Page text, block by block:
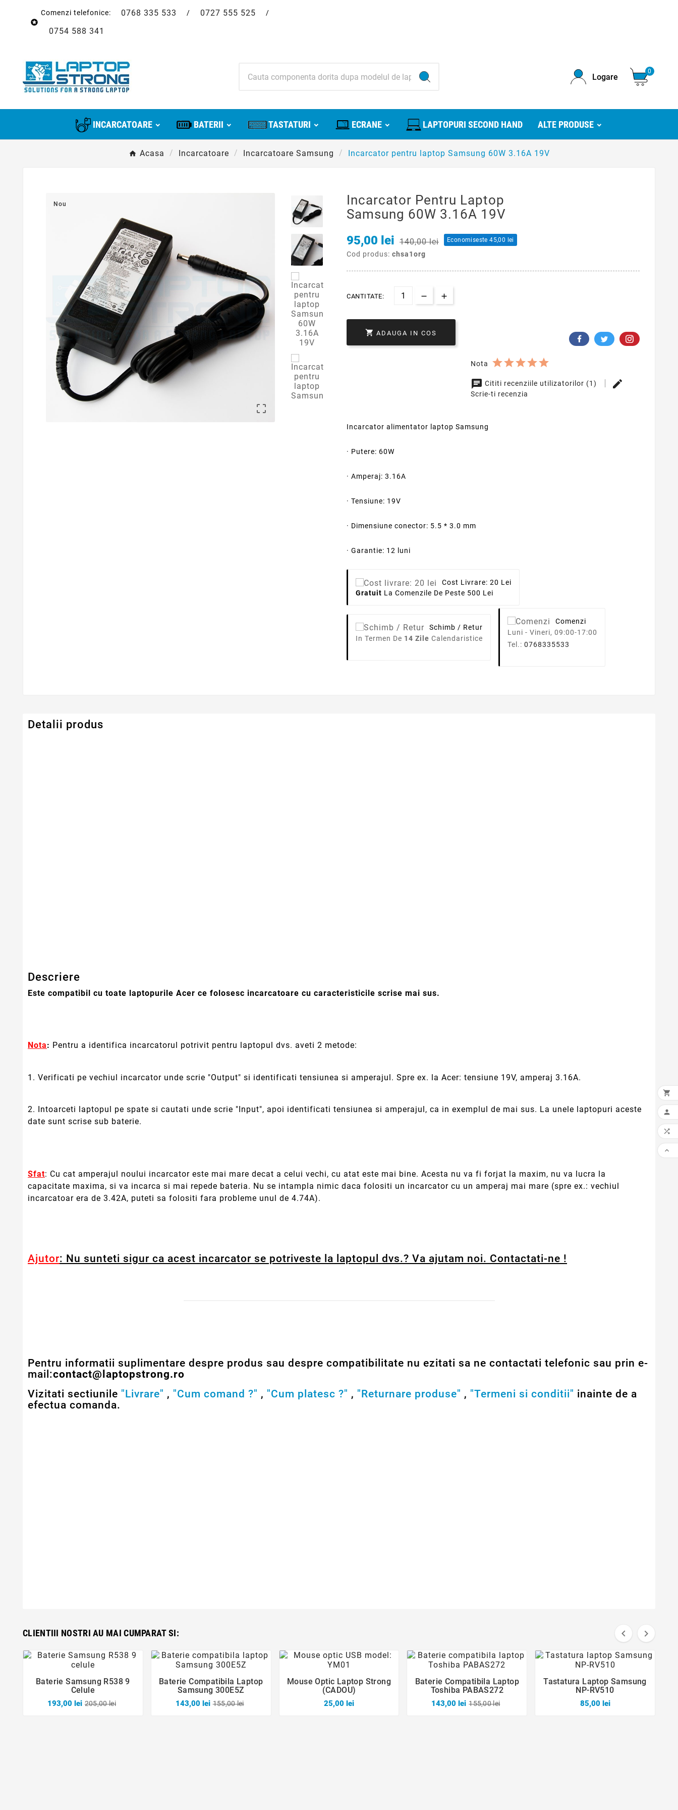

Comenzi telefonice: 0768 335 533 / 0727 555 525 /
0754 588 341
Logare
0
INCARCATOARE BATERII TASTATURI ECRANE LAPTOPURI SECOND HAND ALTE PRODUSE
Acasa Incarcatoare Incarcatoare Samsung Incarcator pentru laptop Samsung 60W 3.16A 19V
Nou

Incarcator Pentru Laptop
Samsung 60W 3.16A 19V
95,00 lei 140,00 lei Economiseste 45,00 lei
Cod produs: chsa1org
CANTITATE:
 ADAUGA IN COS
Nota
Cititi recenziile utilizatorilor (1)
Scrie-ti recenzia
Incarcator alimentator laptop Samsung
· Putere: 60W
· Amperaj: 3.16A
· Tensiune: 19V
· Dimensiune conector: 5.5 * 3.0 mm
· Garantie: 12 luni
Cost Livrare: 20 Lei
Gratuit La Comenzile De Peste 500 Lei
Schimb / Retur
In Termen De 14 Zile Calendaristice
Comenzi
Luni - Vineri, 09:00-17:00
Tel.: 0768335533
Detalii produs
Descriere
Este compatibil cu toate laptopurile Acer ce folosesc incarcatoare cu caracteristicile scrise mai sus.
Nota: Pentru a identifica incarcatorul potrivit pentru laptopul dvs. aveti 2 metode:
1. Verificati pe vechiul incarcator unde scrie "Output" si identificati tensiunea si amperajul. Spre ex. la Acer: tensiune 19V, amperaj 3.16A.
2. Intoarceti laptopul pe spate si cautati unde scrie "Input", apoi identificati tensiunea si amperajul, ca in exemplul de mai sus. La unele laptopuri aceste
date sunt scrise sub baterie.
Sfat: Cu cat amperajul noului incarcator este mai mare decat a celui vechi, cu atat este mai bine. Acesta nu va fi forjat la maxim, nu va lucra la
capacitate maxima, si va incarca si mai repede bateria. Nu se intampla nimic daca folositi un incarcator cu un amperaj mai mare (spre ex.: vechiul
incarcatoar era de 3.42A, puteti sa folositi fara probleme unul de 4.74A).
Ajutor: Nu sunteti sigur ca acest incarcator se potriveste la laptopul dvs.? Va ajutam noi. Contactati-ne !
Pentru informatii suplimentare despre produs sau despre compatibilitate nu ezitati sa ne contactati telefonic sau prin e-
mail:contact@laptopstrong.ro
Vizitati sectiunile "Livrare" , "Cum comand ?" , "Cum platesc ?" , "Returnare produse" , "Termeni si conditii" inainte de a
efectua comanda.
CLIENTIII NOSTRI AU MAI CUMPARAT SI:  

Baterie Samsung R538 9
Celule
193,00 lei 205,00 lei
  
Baterie Compatibila Laptop
Samsung 300E5Z
143,00 lei 155,00 lei
 
Mouse Optic Laptop Strong
(CADOU)
25,00 lei
  
Baterie Compatibila Laptop
Toshiba PABAS272
143,00 lei 155,00 lei
  
Tastatura Laptop Samsung
NP-RV510
85,00 lei



